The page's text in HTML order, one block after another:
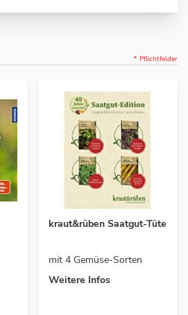
kraut&rüben Saatgut-Tüte
mit 4 Gemüse-Sorten
Weitere Infos
* Pflichtfelder